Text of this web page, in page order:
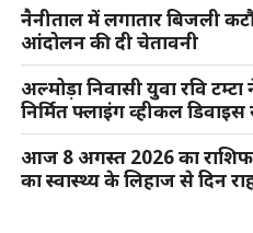
नैनीताल में लगातार बिजली
आंदोलन की दी चेतावनी
अल्मोड़ा निवासी युवा रवि
निर्मित फ्लाइंग व्हीकल
आज 8 अगस्त 2026 का
का स्वास्थ्य के लिहाज से दिन